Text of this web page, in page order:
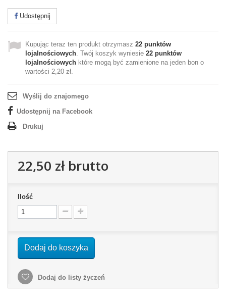
Udostępnij
Kupując teraz ten produkt otrzymasz 22 punktów
lojalnościowych. Twój koszyk wyniesie 22 punktów
lojalnościowych które mogą być zamienione na jeden bon o
wartości 2,20 zł.
Wyślij do znajomego
Udostępnij na Facebook
Drukuj
22,50 złbrutto
Ilość
Dodaj do koszyka
Dodaj do listy życzeń